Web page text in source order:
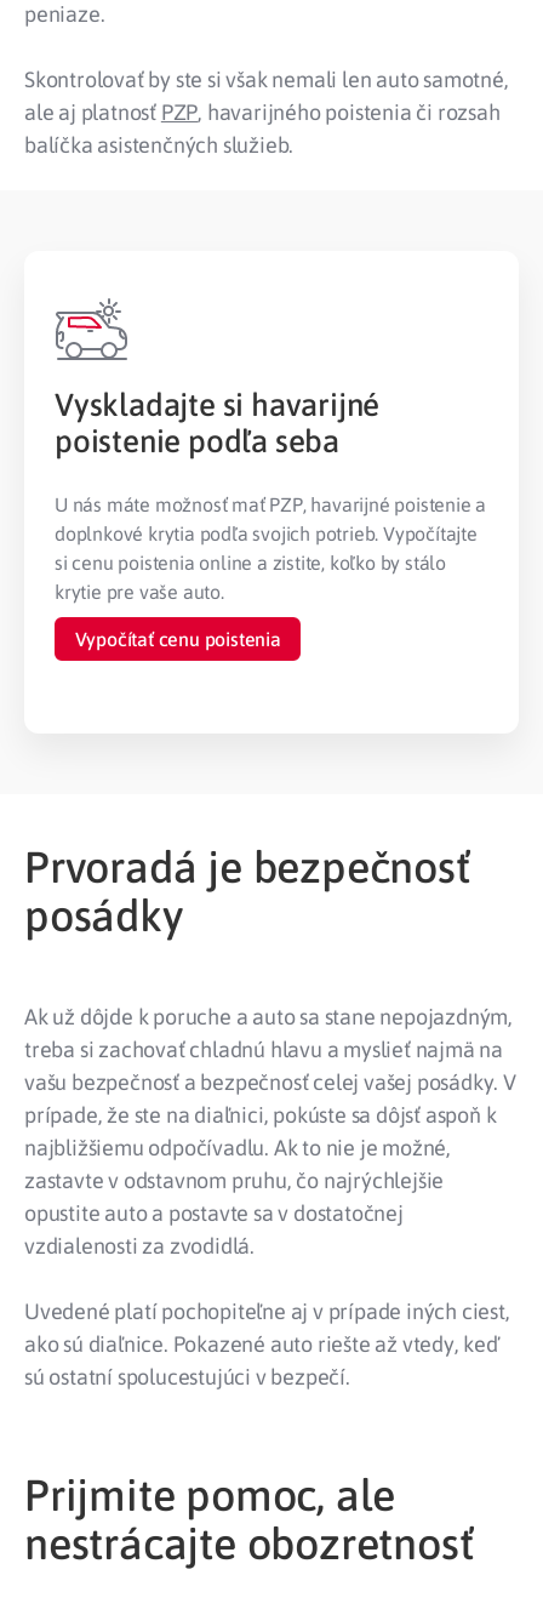
peniaze.
Skontrolovať by ste si však nemali len auto samotné,
ale aj platnosť PZP, havarijného poistenia či rozsah
balíčka asistenčných služieb.
Vyskladajte si havarijné
poistenie podľa seba
U nás máte možnosť mať PZP, havarijné poistenie a
doplnkové krytia podľa svojich potrieb.Vypočítajte
si cenu poistenia online a zistite, koľko by stálo
krytie pre vaše auto.
Vypočítať cenu poistenia
Prvoradá je bezpečnosť
posádky
Ak už dôjde k poruche a auto sa stane nepojazdným,
treba si zachovať chladnú hlavu a myslieť najmä na
vašu bezpečnosť a bezpečnosť celej vašej posádky. V
prípade, že ste na diaľnici, pokúste sa dôjsť aspoň k
najbližšiemu odpočívadlu. Ak to nie je možné,
zastavte v odstavnom pruhu, čo najrýchlejšie
opustite auto a postavte sa v dostatočnej
vzdialenosti za zvodidlá.
Uvedené platí pochopiteľne aj v prípade iných ciest,
ako sú diaľnice. Pokazené auto riešte až vtedy, keď
sú ostatní spolucestujúci v bezpečí.
Prijmite pomoc, ale
nestrácajte obozretnosť